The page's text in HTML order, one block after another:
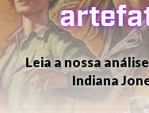
Leia a nossa
Indiana